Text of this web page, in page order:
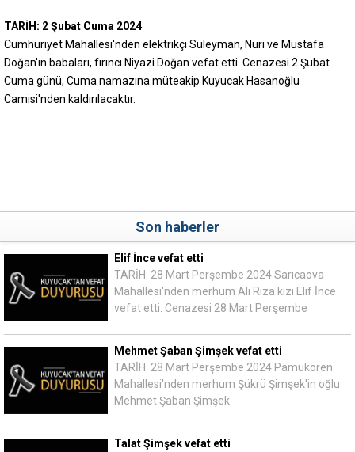
TARİH: 2 Şubat Cuma 2024
Cumhuriyet Mahallesi'nden elektrikçi Süleyman, Nuri ve Mustafa
Doğan'ın babaları, fırıncı Niyazi Doğan vefat etti. Cenazesi 2 Şubat
Cuma günü, Cuma namazına müteakip Kuyucak Hasanoğlu
Camisi'nden kaldırılacaktır.
Son haberler
Elif İnce vefat etti
TARİH: 28 Mart Perşembe 2024 Sarıcaova
Mahallesi'nden merhum Ali Rıza kızı Elif İnce
vefat etti. Cenazesi 28 Mart Perşembe
Mehmet Şaban Şimşek vefat etti
TARİH: 28 Mart Perşembe 2024 Pamukören
Mahallesi'nden merhum Şükrü Şimşek'in oğlu
Mehmet Şaban Şimşek
Talat Şimşek vefat etti